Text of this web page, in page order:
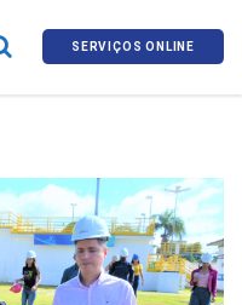
SERVIÇOS ONLINE